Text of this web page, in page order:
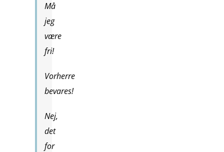
Må
jeg
være
fri!
Vorherre
bevares!
Nej,
det
for